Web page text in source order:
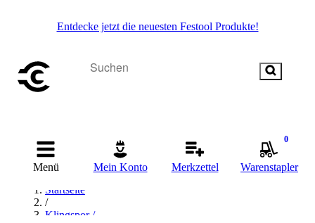
Entdecke jetzt die neuesten Festool Produkte!
Menü Mein Konto Merkzettel
0
Warenstapler
Startseite
/
Klingspor /